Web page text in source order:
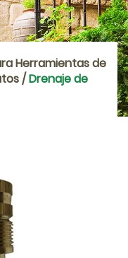
Herramientas de
/Drenaje de